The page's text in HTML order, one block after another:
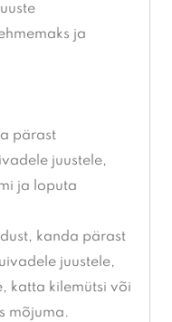
ja
pärast
juustele,
ja loputa
kanda pärast
juustele,
katta kilemütsi või
mõjuma.